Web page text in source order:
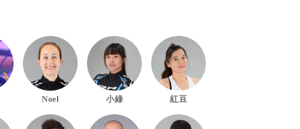
Noel 小綠 紅豆